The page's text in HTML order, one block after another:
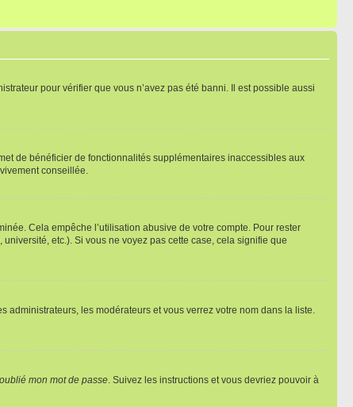
pour vérifier que vous n’avez pas été banni. Il est possible aussi
de bénéficier de fonctionnalités supplémentaires inaccessibles aux
conseillée.
Cela empêche l’utilisation abusive de votre compte. Pour rester
etc.). Si vous ne voyez pas cette case, cela signifie que
administrateurs, les modérateurs et vous verrez votre nom dans la liste.
mon mot de passe. Suivez les instructions et vous devriez pouvoir à